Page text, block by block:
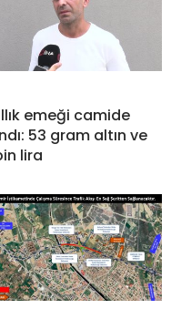
emeği camide
53 gram altın ve
lira